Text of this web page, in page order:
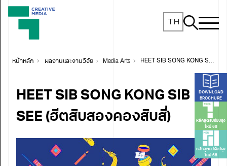
TH
DOWNLOAD
BROCHURE
หลักสูตรปรับปรุง
ใหม่ 68
หลักสูตรปรับปรุง
ใหม่ 68
หน้าหลัก ผลงานและงานวิจัย Media Arts HEET SIB SONG KONG SIB SEE (ฮีตสิบสองคองสิบสี่)
HEET SIB SONG KONG SIB
SEE (ฮีตสิบสองคองสิบสี่)